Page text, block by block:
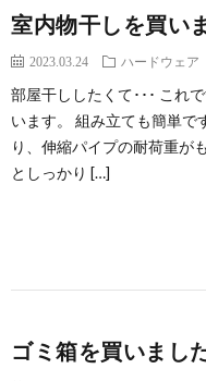
室内物干しを買い
2023.03.24 ハードウェア
部屋干ししたくて･･･ これ
います。 組み立ても簡単で
り、伸縮パイプの耐荷重が
としっかり […]
ゴミ箱を買いまし